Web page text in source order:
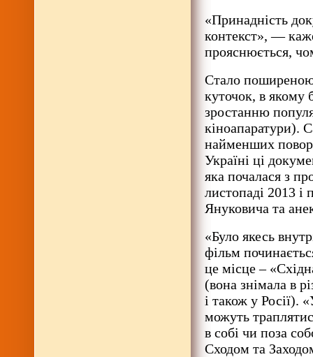
«Принадність
контекст», —
прояснюється,
Стало
куточок, в якому
зростанню
кіноапаратури).
найменших
Україні ці
яка почалася з
листопаді 2013 і
Януковича та
«Було якесь
фільм
це місце –
(вона знімала в
і також у Росії).
можуть
в собі чи поза
Сходом та